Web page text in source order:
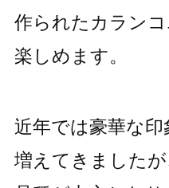
作られたカラン
楽しめます。
近年では豪華な印
増えてきました